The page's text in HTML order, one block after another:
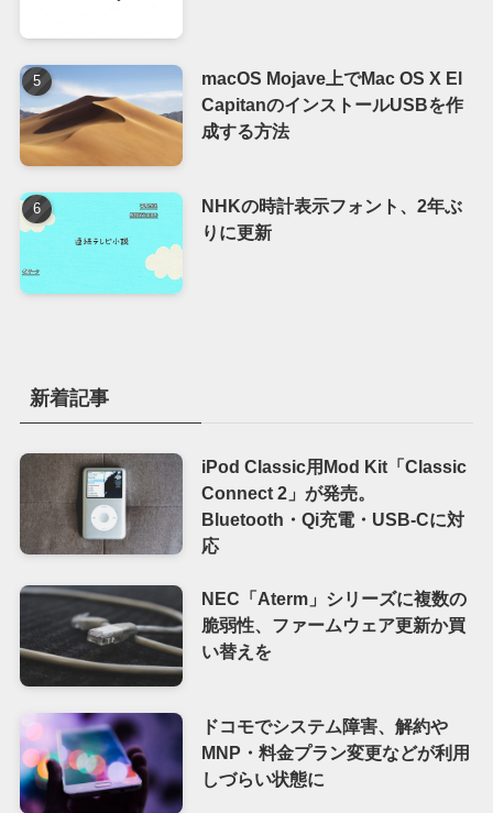
macOS Mojave上でMac OS X El
CapitanのインストールUSBを作
成する方法
NHKの時計表示フォント、2年ぶ
りに更新
新着記事
iPod Classic用Mod Kit「Classic
Connect 2」が発売。
Bluetooth・Qi充電・USB-Cに対
応
NEC「Aterm」シリーズに複数の
脆弱性、ファームウェア更新か買
い替えを
ドコモでシステム障害、解約や
MNP・料金プラン変更などが利用
しづらい状態に